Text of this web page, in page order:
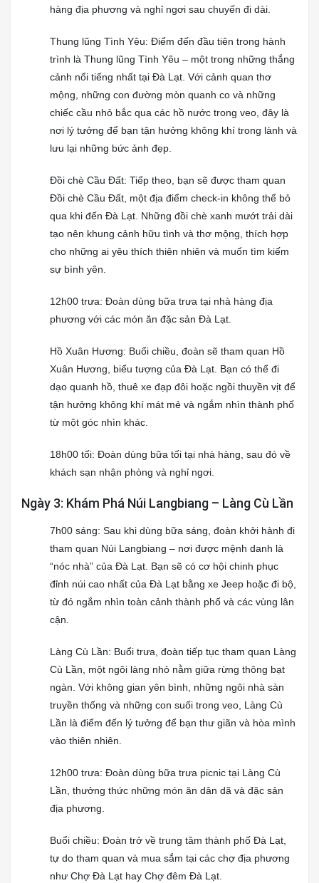
hàng địa phương và nghỉ ngơi sau chuyến đi dài.
Thung lũng Tình Yêu: Điểm đến đầu tiên trong hành
trình là Thung lũng Tình Yêu – một trong những thắng
cảnh nổi tiếng nhất tại Đà Lạt. Với cảnh quan thơ
mộng, những con đường mòn quanh co và những
chiếc cầu nhỏ bắc qua các hồ nước trong veo, đây là
nơi lý tưởng để bạn tận hưởng không khí trong lành và
lưu lại những bức ảnh đẹp.
Đồi chè Cầu Đất: Tiếp theo, bạn sẽ được tham quan
Đồi chè Cầu Đất, một địa điểm check-in không thể bỏ
qua khi đến Đà Lạt. Những đồi chè xanh mướt trải dài
tạo nên khung cảnh hữu tình và thơ mộng, thích hợp
cho những ai yêu thích thiên nhiên và muốn tìm kiếm
sự bình yên.
12h00 trưa: Đoàn dùng bữa trưa tại nhà hàng địa
phương với các món ăn đặc sản Đà Lạt.
Hồ Xuân Hương: Buổi chiều, đoàn sẽ tham quan Hồ
Xuân Hương, biểu tượng của Đà Lạt. Bạn có thể đi
dạo quanh hồ, thuê xe đạp đôi hoặc ngồi thuyền vịt để
tận hưởng không khí mát mẻ và ngắm nhìn thành phố
từ một góc nhìn khác.
18h00 tối: Đoàn dùng bữa tối tại nhà hàng, sau đó về
khách sạn nhận phòng và nghỉ ngơi.
Ngày 3: Khám Phá Núi Langbiang – Làng Cù Lần
7h00 sáng: Sau khi dùng bữa sáng, đoàn khởi hành đi
tham quan Núi Langbiang – nơi được mệnh danh là
“nóc nhà” của Đà Lạt. Bạn sẽ có cơ hội chinh phục
đỉnh núi cao nhất của Đà Lạt bằng xe Jeep hoặc đi bộ,
từ đó ngắm nhìn toàn cảnh thành phố và các vùng lân
cận.
Làng Cù Lần: Buổi trưa, đoàn tiếp tục tham quan Làng
Cù Lần, một ngôi làng nhỏ nằm giữa rừng thông bạt
ngàn. Với không gian yên bình, những ngôi nhà sàn
truyền thống và những con suối trong veo, Làng Cù
Lần là điểm đến lý tưởng để bạn thư giãn và hòa mình
vào thiên nhiên.
12h00 trưa: Đoàn dùng bữa trưa picnic tại Làng Cù
Lần, thưởng thức những món ăn dân dã và đặc sản
địa phương.
Buổi chiều: Đoàn trở về trung tâm thành phố Đà Lạt,
tự do tham quan và mua sắm tại các chợ địa phương
như Chợ Đà Lạt hay Chợ đêm Đà Lạt.